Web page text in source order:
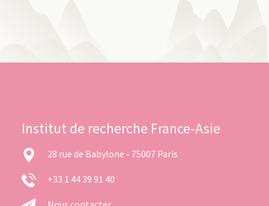
Institut de recherche France-Asie
28 rue de Babylone - 75007 Paris
+33 1 44 39 91 40